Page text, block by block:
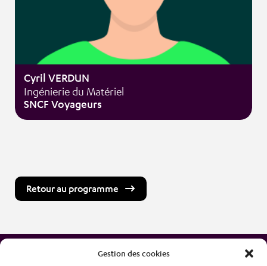
Gestion des cookies
Cyril VERDUN
Ingénierie du Matériel
SNCF Voyageurs
Retour au programme